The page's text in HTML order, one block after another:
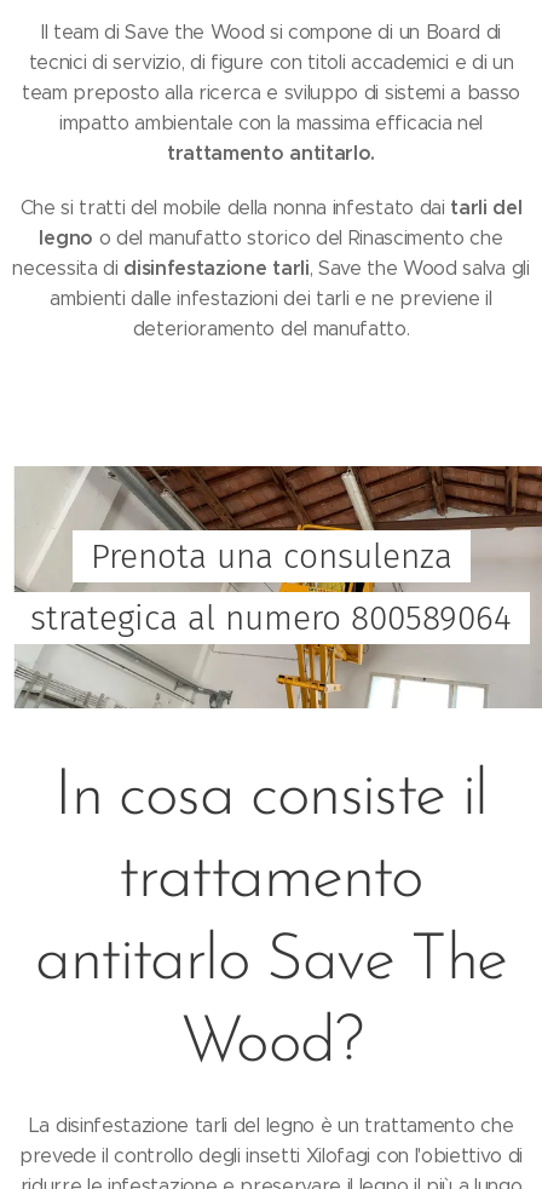
Il team di Save the Wood si compone di un Board di
tecnici di servizio, di figure con titoli accademici e di un
team preposto alla ricerca e sviluppo di sistemi a basso
impatto ambientale con la massima efficacia nel
trattamento antitarlo.
Che si tratti del mobile della nonna infestato dai tarli del
legno o del manufatto storico del Rinascimento che
necessita di disinfestazione tarli, Save the Wood salva gli
ambienti dalle infestazioni dei tarli e ne previene il
deterioramento del manufatto.
Prenota una consulenza
strategica al numero 800589064
In cosa consiste il
trattamento
antitarlo Save The
Wood?
La disinfestazione tarli del legno è un trattamento che
prevede il controllo degli insetti Xilofagi con l'obiettivo di